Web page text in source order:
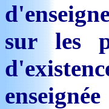
sur les